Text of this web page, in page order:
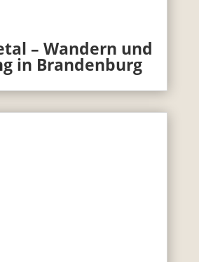
– Wandern und
in Brandenburg